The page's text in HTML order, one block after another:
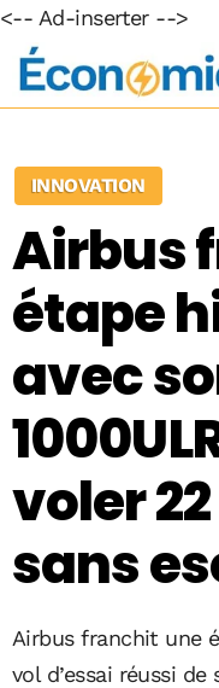
<-- Ad-inserter -->
INNOVATION
Airbus
étape
avec
voler
sans
Airbus franchit une
vol d’essai réussi